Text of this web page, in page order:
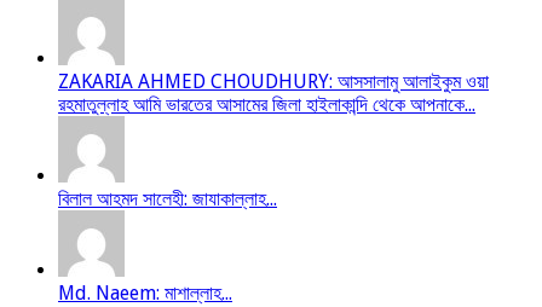
ZAKARIA AHMED CHOUDHURY: আসসালামু আলাইকুম ওয়া
রহমাতুল্লাহ আমি ভারতের আসামের জিলা হাইলাকান্দি থেকে আপনাকে...
বিলাল আহমদ সালেহী: জাযাকাল্লাহ...
Md. Naeem: মাশাল্লাহ...